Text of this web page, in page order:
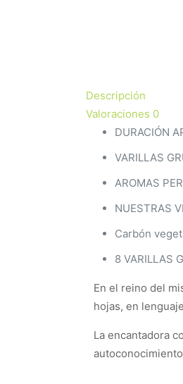
Descripción
Valoraciones 0
DURACIÓN
VARILLAS
AROMAS
NUESTRAS
Carbón
8 VARILLAS
En el reino del
hojas, en
La encantadora